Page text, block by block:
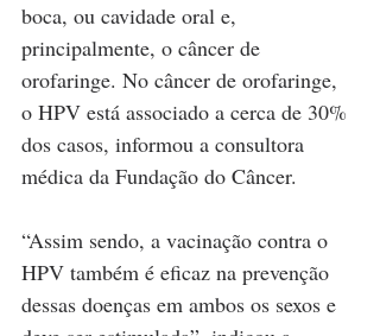
boca, ou cavidade oral e,
principalmente, o câncer de
orofaringe. No câncer de orofaringe,
o HPV está associado a cerca de 30%
dos casos, informou a consultora
médica da Fundação do Câncer.
“Assim sendo, a vacinação contra o
HPV também é eficaz na prevenção
dessas doenças em ambos os sexos e